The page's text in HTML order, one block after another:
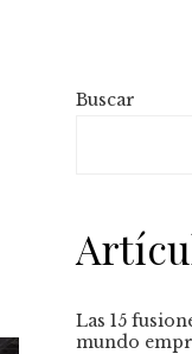
Buscar
Las 15
mundo